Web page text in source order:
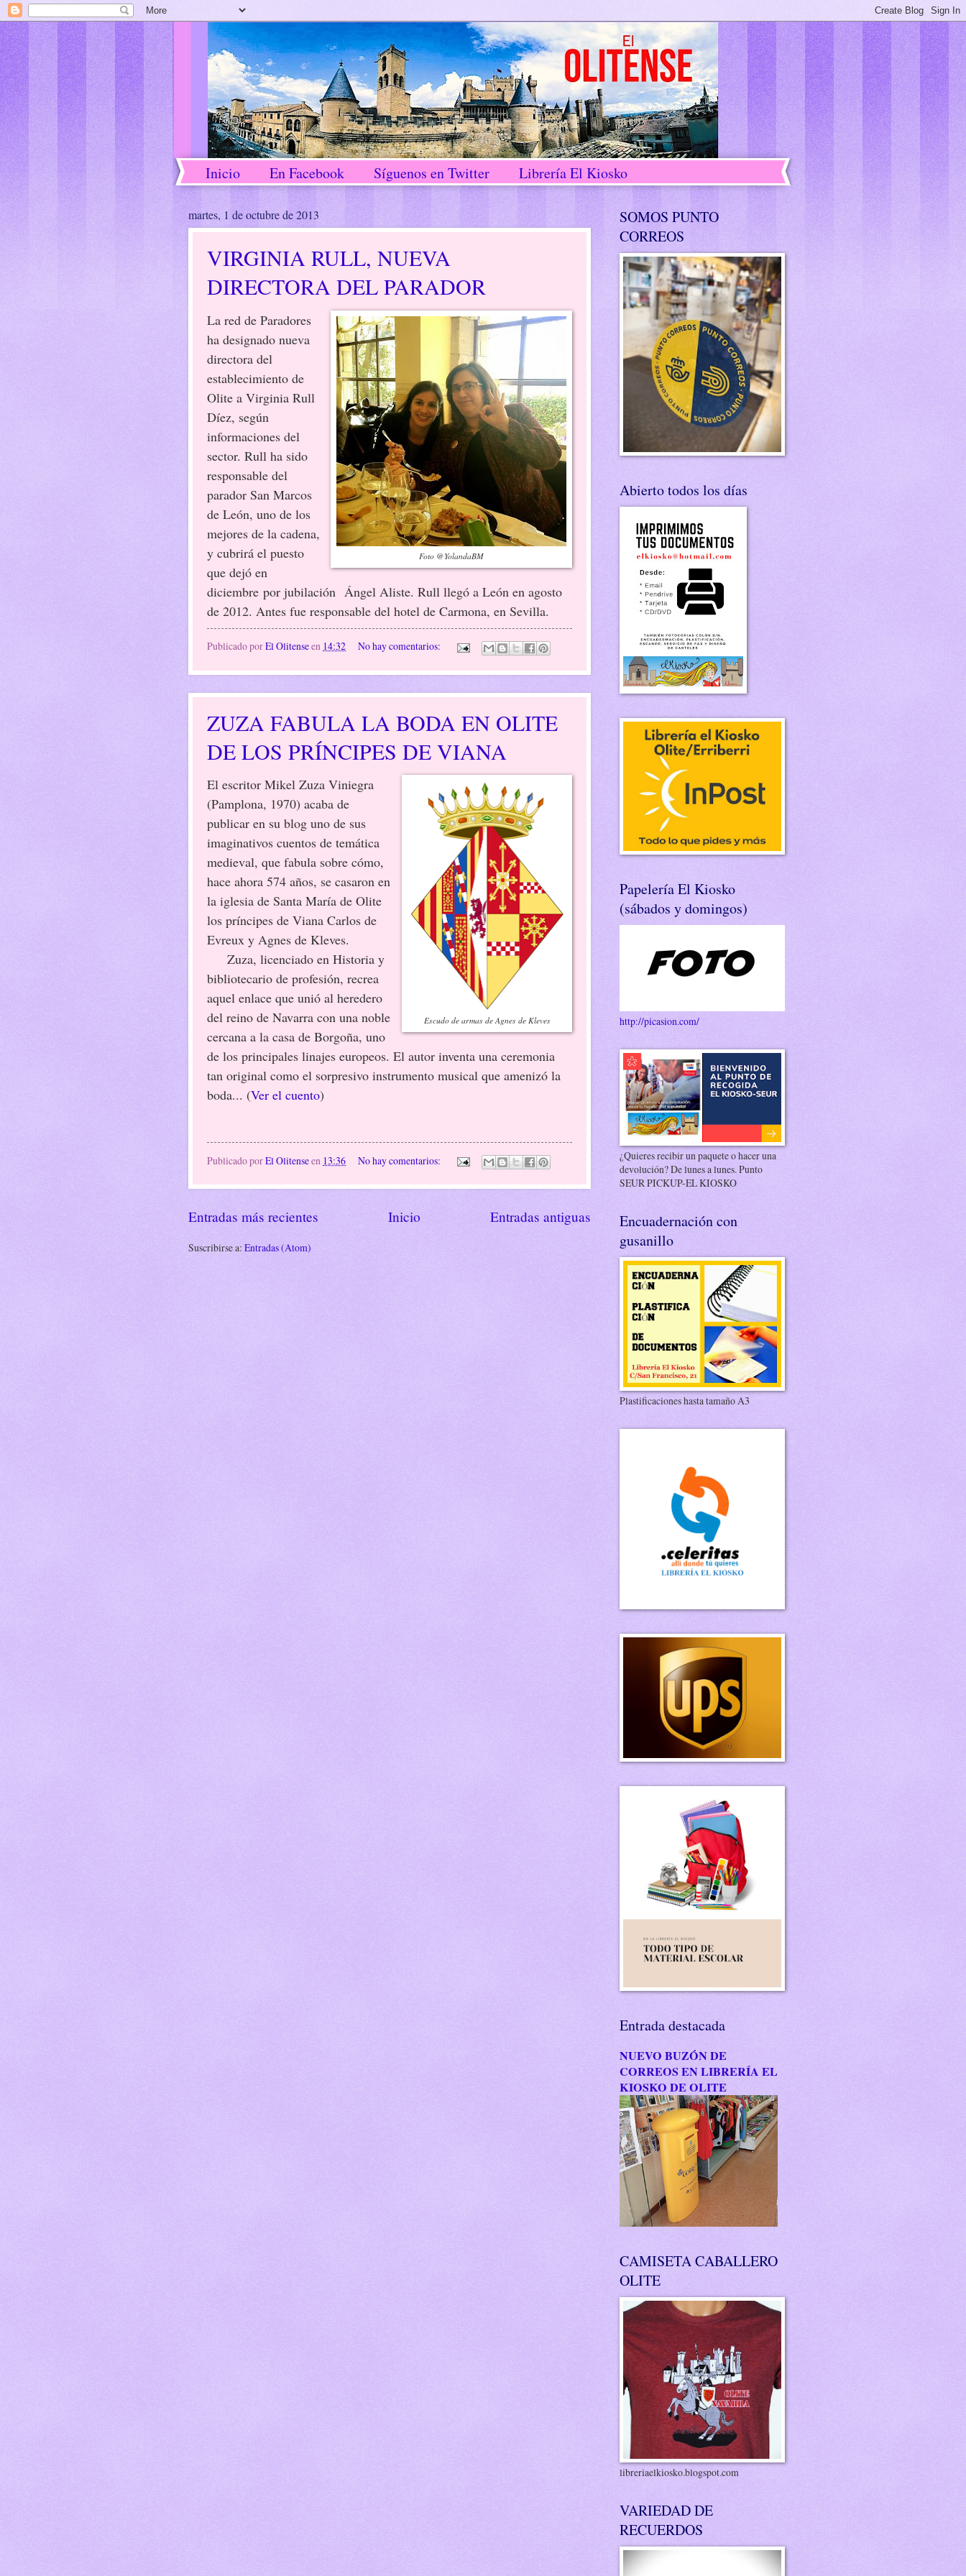
Inicio En Facebook Síguenos en Twitter Librería El Kiosko
martes, 1 de octubre de 2013
VIRGINIA RULL, NUEVA
DIRECTORA DEL PARADOR
Foto @YolandaBM
La red de Paradores
ha designado nueva
directora del
establecimiento de
Olite a Virginia Rull
Díez, según
informaciones del
sector. Rull ha sido
responsable del
parador San Marcos
de León, uno de los
mejores de la cadena,
y cubrirá el puesto
que dejó en
diciembre por jubilación Ángel Aliste. Rull llegó a León en agosto
de 2012. Antes fue responsable del hotel de Carmona, en Sevilla.
Publicado porEl Olitenseen 14:32 No hay comentarios:
ZUZA FABULA LA BODA EN OLITE
DE LOS PRÍNCIPES DE VIANA
Escudo de armas de Agnes de Kleves
El escritor Mikel Zuza Viniegra
(Pamplona, 1970) acaba de
publicar en su blog uno de sus
imaginativos cuentos de temática
medieval, que fabula sobre cómo,
hace ahora 574 años, se casaron en
la iglesia de Santa María de Olite
los príncipes de Viana Carlos de
Evreux y Agnes de Kleves.
Zuza, licenciado en Historia y
bibliotecario de profesión, recrea
aquel enlace que unió al heredero
del reino de Navarra con una noble
cercana a la casa de Borgoña, uno
de los principales linajes europeos. El autor inventa una ceremonia
tan original como el sorpresivo instrumento musical que amenizó la
boda... (Ver el cuento)
Publicado porEl Olitenseen 13:36 No hay comentarios:
Entradas más recientes Entradas antiguas
Inicio
Suscribirse a: Entradas (Atom)
SOMOS PUNTO
CORREOS
Abierto todos los días
Papelería El Kiosko
(sábados y domingos)
http://picasion.com/
¿Quieres recibir un paquete o hacer una
devolución? De lunes a lunes. Punto
SEUR PICKUP-EL KIOSKO
Encuadernación con
gusanillo
Plastificaciones hasta tamaño A3
Entrada destacada
NUEVO BUZÓN DE
CORREOS EN LIBRERÍA EL
KIOSKO DE OLITE
CAMISETA CABALLERO
OLITE
libreriaelkiosko.blogspot.com
VARIEDAD DE
RECUERDOS